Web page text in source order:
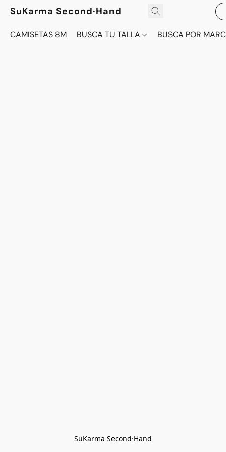
SuKarma Second·Hand
CAMISETAS 8M BUSCA TU TALLA BUSCA POR
SuKarma Second·Hand